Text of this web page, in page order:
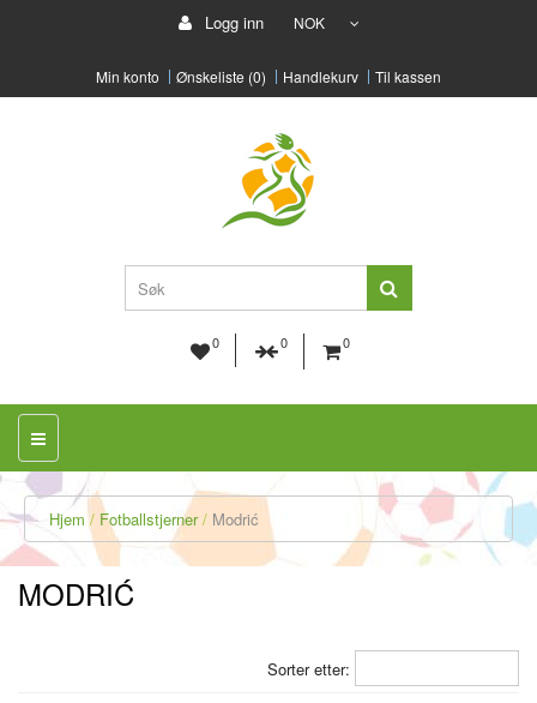
Logg inn NOK
Min konto Ønskeliste (0) Handlekurv Til kassen
0 0 0
Hjem Fotballstjerner Modrić
MODRIĆ
Sorter etter: